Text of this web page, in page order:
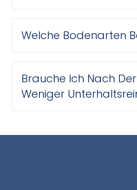
Welche Bodenarten
Brauche Ich Nach
Weniger